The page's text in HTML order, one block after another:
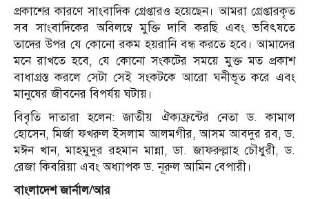
প্রকাশের কারণে সাংবাদিক গ্রেপ্তারও হয়েছেন। আমরা গ্রেপ্তারকৃত
সব সাংবাদিকের অবিলম্বে মুক্তি দাবি করছি এবং ভবিৎষতে
তাদের উপর যে কোনো রকম হয়রানি বন্ধ করতে হবে। আমাদের
মনে রাখতে হবে, যে কোনো সংকটের সময়ে মুক্ত মত প্রকাশ
বাধাগ্রস্ত করলে সেটা সেই সংকটকে আরো ঘনীভূত করে এবং
মানুষের জীবনের বিপর্যয় ঘটায়।
বিবৃতি দাতারা হলেন: জাতীয় ঐক্যফ্রন্টের নেতা ড. কামাল
হোসেন, মির্জা ফখরুল ইসলাম আলমগীর, আসম আবদুর রব, ড.
মঈন খান, মাহমুদুর রহমান মান্না, ডা. জাফরুল্লাহ চৌধুরী, ড.
রেজা কিবরিয়া এবং অধ্যাপক ড. নূরুল আমিন বেপারী।
বাংলাদেশ জার্নাল/আর